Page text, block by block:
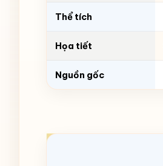
Thể tích
Họa tiết
Nguồn gốc